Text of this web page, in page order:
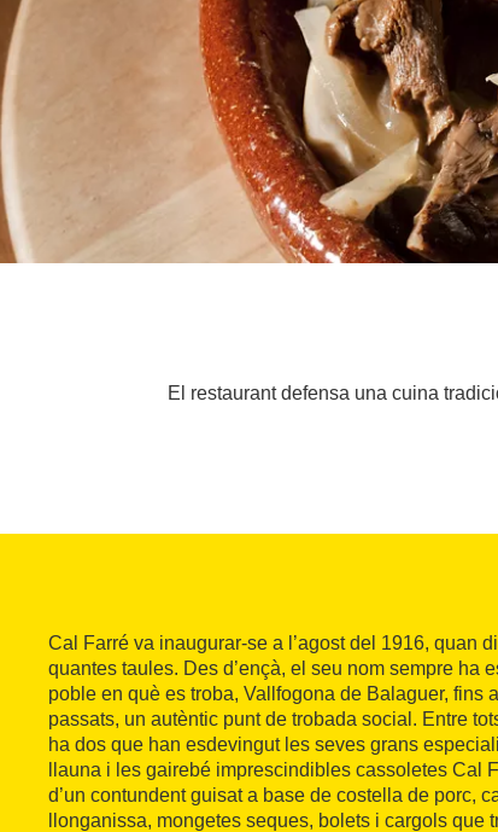
El restaurant defensa una cuina
Cal Farré va inaugurar-se a l’agost del 1916, quan
quantes taules. Des d’ençà, el seu nom sempre ha
poble en què es troba, Vallfogona de Balaguer, fins
passats, un autèntic punt de trobada social. Entre
ha dos que han esdevingut les seves grans
llauna i les gairebé imprescindibles cassoletes Cal
d’un contundent guisat a base de costella de porc,
llonganissa, mongetes seques, bolets i cargols que